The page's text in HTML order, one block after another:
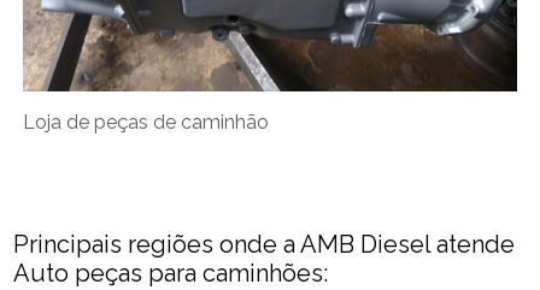
Loja de peças de caminhão
Principais regiões onde a AMB Diesel atende
Auto peças para caminhões: